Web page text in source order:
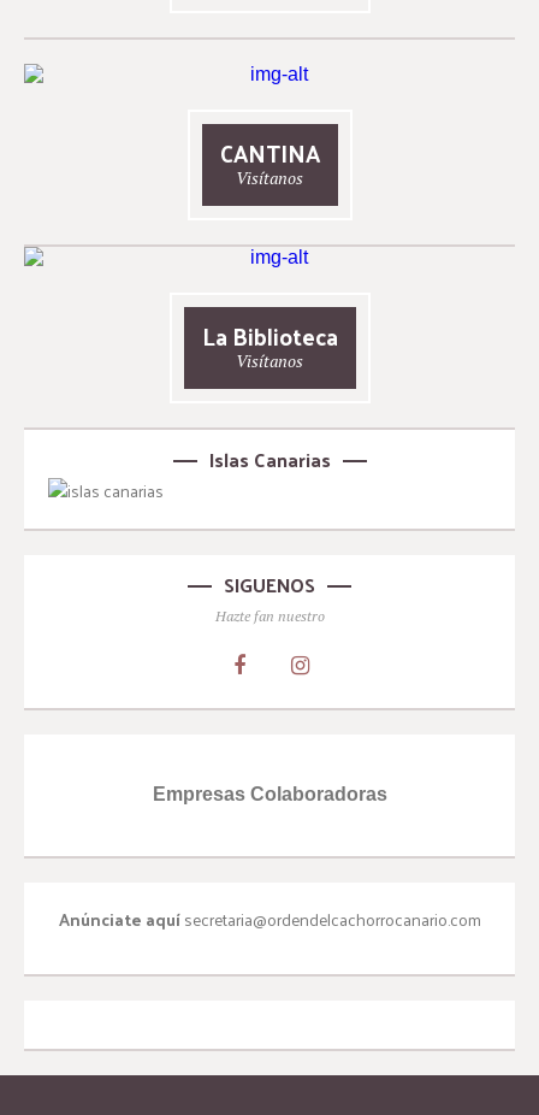
CANTINA
Visítanos
La Biblioteca
Visítanos
Islas Canarias
SIGUENOS
Hazte fan nuestro
Empresas Colaboradoras
Anúnciate aquísecretaria@ordendelcachorrocanario.com